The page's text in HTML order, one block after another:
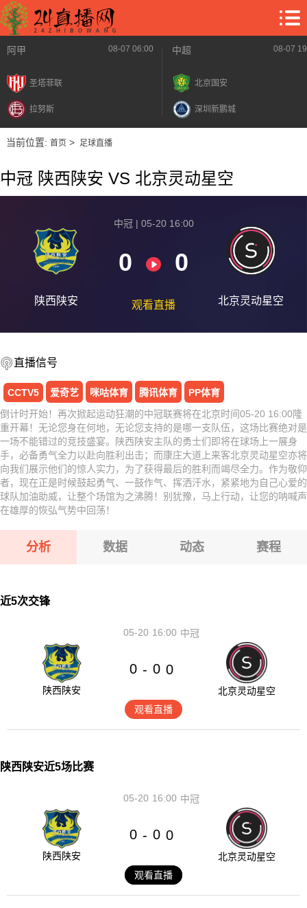
阿甲 08-07 06:00
圣塔菲联
拉努斯
中超 08-07
北京国安
深圳新鹏城
当前位置: 首页> 足球直播
中冠 陕西陕安 VS 北京灵动星空
陕西陕安
中冠 | 05-20 16:00
0 0
观看直播 北京灵动星空
直播信号
CCTV5 爱奇艺 咪咕体育 腾讯体育
PP体育
倒计时开始！再次掀起运动狂潮的中冠联赛将在北京时间05-20 16:00隆
重开幕！无论您身在何地，无论您支持的是哪一支队伍，这场比赛绝对是
一场不能错过的竞技盛宴。陕西陕安主队的勇士们即将在球场上一展身
手，必备勇气全力以赴向胜利出击；而康庄大道上来客北京灵动星空亦将
向我们展示他们的惊人实力，为了获得最后的胜利而竭尽全力。作为敬仰
者，现在正是时候鼓起勇气、一鼓作气、挥洒汗水，紧紧地为自己心爱的
球队加油助威，让整个场馆为之沸腾！别犹豫，马上行动，让您的呐喊声
在雄厚的恢弘气势中回荡！
分析 数据 动态 赛程
近5次交锋
16:00
05-20 中冠
陕西陕安
0 - 0 0
北京灵动星空
观看直播
陕西陕安近5场比赛
16:00
05-20 中冠
陕西陕安
0 - 0 0
北京灵动星空
观看直播